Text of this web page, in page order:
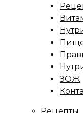
ЗОЖ